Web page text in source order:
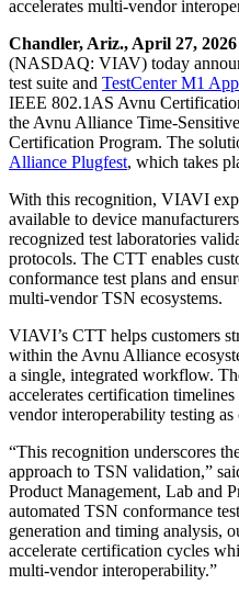
accelerates multi-vendor
Chandler, Ariz., April 27,
(NASDAQ: VIAV) today
test suite and TestCenter M1
IEEE 802.1AS Avnu
the Avnu Alliance Time-
Certification Program. The
Alliance Plugfest, which takes
With this recognition, VIAVI
available to device
recognized test laboratories
protocols. The CTT enables
conformance test plans and
multi-vendor TSN ecosystems.
VIAVI’s CTT helps customers
within the Avnu Alliance
a single, integrated workflow.
accelerates certification
vendor interoperability testing
“This recognition underscores
approach to TSN validation,”
Product Management, Lab and
automated TSN conformance
generation and timing analysis,
accelerate certification cycles
multi-vendor interoperability.”